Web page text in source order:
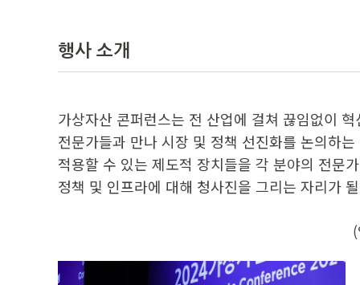
행사 소개
가상자산 콘퍼런스는 전 산업에 걸쳐 끊임없이
전문가들과 만나 시장 및 정책 선진화를 논의하
적용할 수 있는 제도적 장치들을 각 분야의 전문
정책 및 인프라에 대해 청사진을 그리는 자리가